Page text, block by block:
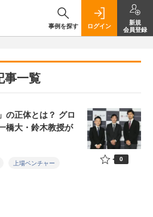
事例を探す ログイン
新規
会員登録
事一覧
の正体とは？ グロ
橋大・鈴木教授が
上場ベンチャー 0